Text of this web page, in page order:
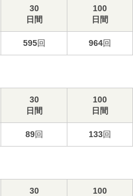
30
日間
100
日間
595回 964回
30
日間
100
日間
89回 133回
30
100